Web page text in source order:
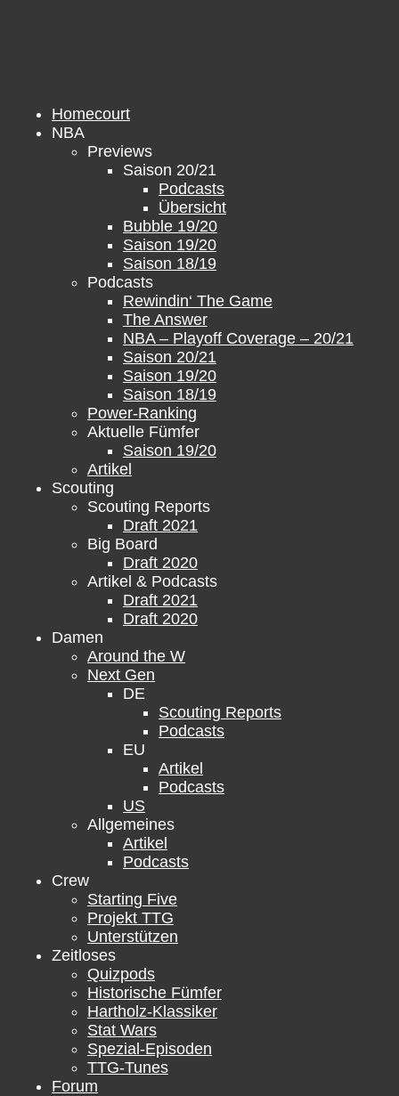
Homecourt
NBA
Previews
Saison 20/21
Podcasts
Übersicht
Bubble 19/20
Saison 19/20
Saison 18/19
Podcasts
Rewindin‘ The Game
The Answer
NBA – Playoff Coverage – 20/21
Saison 20/21
Saison 19/20
Saison 18/19
Power-Ranking
Aktuelle Fümfer
Saison 19/20
Artikel
Scouting
Scouting Reports
Draft 2021
Big Board
Draft 2020
Artikel & Podcasts
Draft 2021
Draft 2020
Damen
Around the W
Next Gen
DE
Scouting Reports
Podcasts
EU
Artikel
Podcasts
US
Allgemeines
Artikel
Podcasts
Crew
Starting Five
Projekt TTG
Unterstützen
Zeitloses
Quizpods
Historische Fümfer
Hartholz-Klassiker
Stat Wars
Spezial-Episoden
TTG-Tunes
Forum